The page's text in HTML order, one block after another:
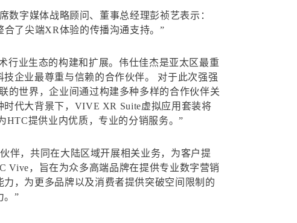
数字媒体战略顾问、董事总经理彭祯艺表示：
了尖端XR体验的传播沟通支持。”
行业生态的构建和扩展。伟仕佳杰是亚太区最重
企业最尊重与信赖的合作伙伴。 对于此次强强
的世界，企业间通过构建多种多样的合作伙伴关
代大背景下，VIVE XR Suite虚拟应用套装将
HTC提供业内优质，专业的分销服务。”
伴，共同在大陆区域开展相关业务，为客户提
Vive，旨在为众多高端品牌在提供专业数字营销
，为更多品牌以及消费者提供突破空间限制的
。”